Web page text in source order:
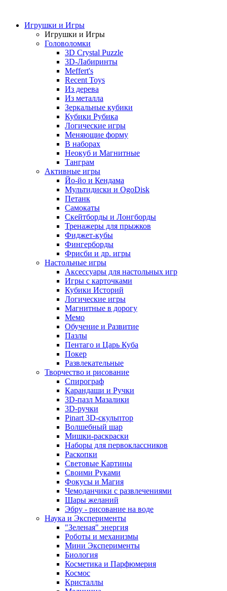
Игрушки и Игры
Игрушки и Игры
Головоломки
3D Crystal Puzzle
3D-Лабиринты
Meffert's
Recent Toys
Из дерева
Из металла
Зеркальные кубики
Кубики Рубика
Логические игры
Меняющие форму
В наборах
Неокуб и Магнитные
Танграм
Активные игры
Йо-йо и Кендама
Мультидиски и OgoDisk
Петанк
Самокаты
Скейтборды и Лонгборды
Тренажеры для прыжков
Фиджет-кубы
Фингерборды
Фрисби и др. игры
Настольные игры
Аксессуары для настольных игр
Игры с карточками
Кубики Историй
Логические игры
Магнитные в дорогу
Мемо
Обучение и Развитие
Пазлы
Пентаго и Царь Куба
Покер
Развлекательные
Творчество и рисование
Спирограф
Карандаши и Ручки
3D-пазл Мазалики
3D-ручки
Pinart 3D-скульптор
Волшебный шар
Мишки-раскраски
Наборы для первоклассников
Раскопки
Световые Картины
Своими Руками
Фокусы и Магия
Чемоданчики с развлечениями
Шары желаний
Эбру - рисование на воде
Наука и Эксперименты
"Зеленая" энергия
Роботы и механизмы
Мини Эксперименты
Биология
Косметика и Парфюмерия
Космос
Кристаллы